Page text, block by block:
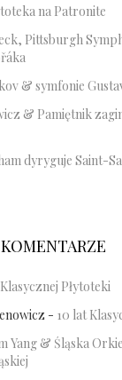
na Patronite
Pittsburgh
& symfonie
& Pamiętnik
dyryguje Saint-
Płytoteki
- 10 lat
Yang & Śląska